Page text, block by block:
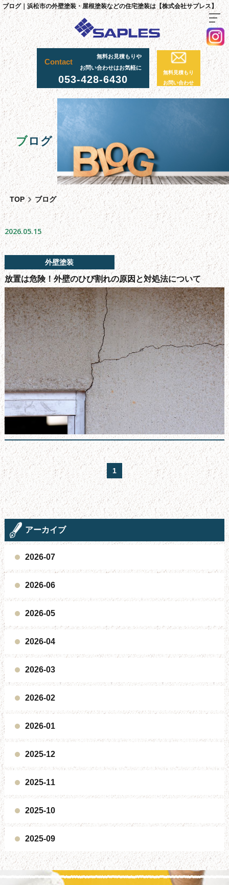
ブログ｜浜松市の外壁塗装・屋根塗装などの住宅塗装は【株式会社サプレス】
Contact
無料お見積もりや
お問い合わせはお気軽に
053-428-6430
無料見積もり
お問い合わせ
ブログ
TOP ブログ
TOP
料金・施工までの流れ
サプレスが選ばれる理由
外壁・屋根塗装工事
足場工事について
採用情報
足場実績
資材置場について
先輩社員の声
スタッフ紹介
よくある質問
会社概要
無料お見積もり
お問い合わせフォーム
サイトマップ
シーリング工事について
新着情報
ブログ
2026.05.15
外壁塗装
放置は危険！外壁のひび割れの原因と対処法について
1
アーカイブ
2026-07
2026-06
2026-05
2026-04
2026-03
2026-02
2026-01
2025-12
2025-11
2025-10
2025-09